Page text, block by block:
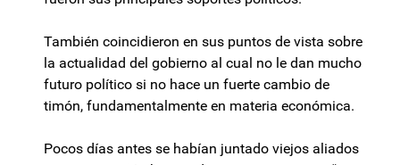
También coincidieron en sus puntos de vista sobre
la actualidad del gobierno al cual no le dan mucho
futuro político si no hace un fuerte cambio de
timón, fundamentalmente en materia económica.
Pocos días antes se habían juntado viejos aliados